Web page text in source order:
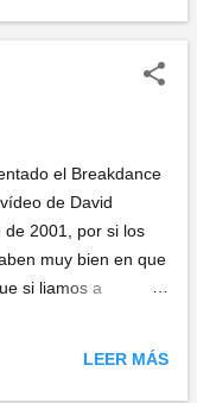
el Breakdance
de David
de 2001, por si los
muy bien en que
si liamos a
LEER MÁS